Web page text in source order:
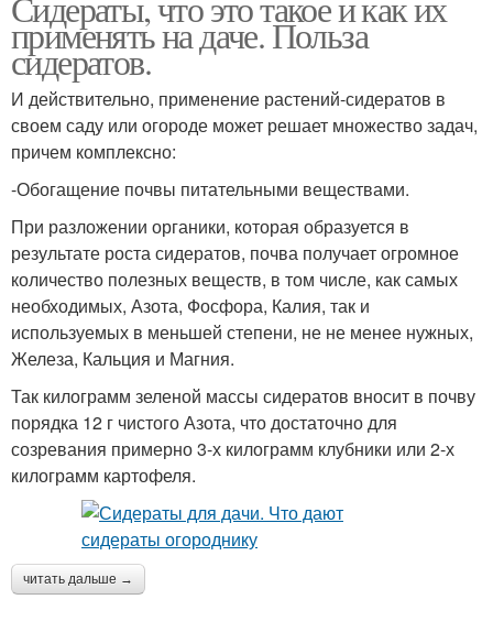
применять на даче. Польза
сидератов.
И действительно, применение растений-сидератов в
своем саду или огороде может решает множество задач,
причем комплексно:
-Обогащение почвы питательными веществами.
При разложении органики, которая образуется в
результате роста сидератов, почва получает огромное
количество полезных веществ, в том числе, как самых
необходимых, Азота, Фосфора, Калия, так и
используемых в меньшей степени, не не менее нужных,
Железа, Кальция и Магния.
Так килограмм зеленой массы сидератов вносит в почву
порядка 12 г чистого Азота, что достаточно для
созревания примерно 3-х килограмм клубники или 2-х
килограмм картофеля.
читать дальше →